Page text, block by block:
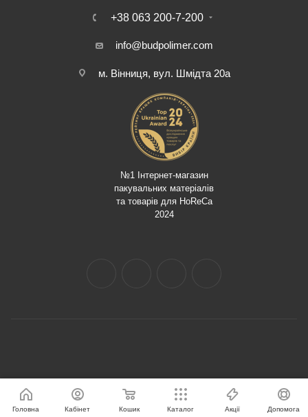
+38 063 200-7-200
info@budpolimer.com
м. Вінниця, вул. Шмідта 20а
№1 Інтернет-магазин
пакувальних матеріалів
та товарів для HoReCa
2024
Головна Кабінет Кошик Каталог Акції Допомога